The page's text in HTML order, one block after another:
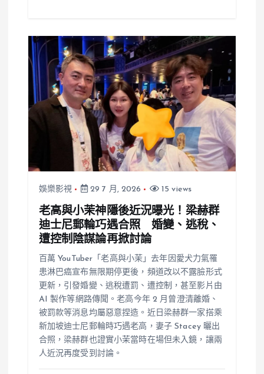
娛樂影視 29 7 月, 2026 15 views
老高與小茉神隱後近況曝光！梁赫群
迪士尼郵輪巧遇合照 婚變、逃稅、
遭控制陰謀論再掀討論
百萬 YouTuber「老高與小茉」去年因愛犬力氣罹
患淋巴癌宣布無限期停更後，頻道改以不露臉形式
更新，引發婚變、逃稅遭罰、遭控制，甚至影片由
AI 製作等網路傳聞。老高今年 2 月曾澄清離婚、
被罰款等消息均屬惡意捏造。近日梁赫群一家搭乘
新加坡迪士尼郵輪時巧遇老高，妻子 Stacey 曬出
合照，梁赫群也證實小茉當時在場但未入鏡，讓兩
人近況再度受到討論。